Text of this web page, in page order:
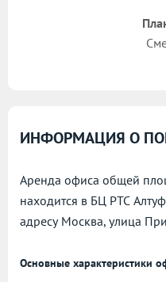
ИНФОРМАЦИЯ О
Аренда офиса общей
находится в БЦ РТС
адресу Москва, улица
Основные характеристики